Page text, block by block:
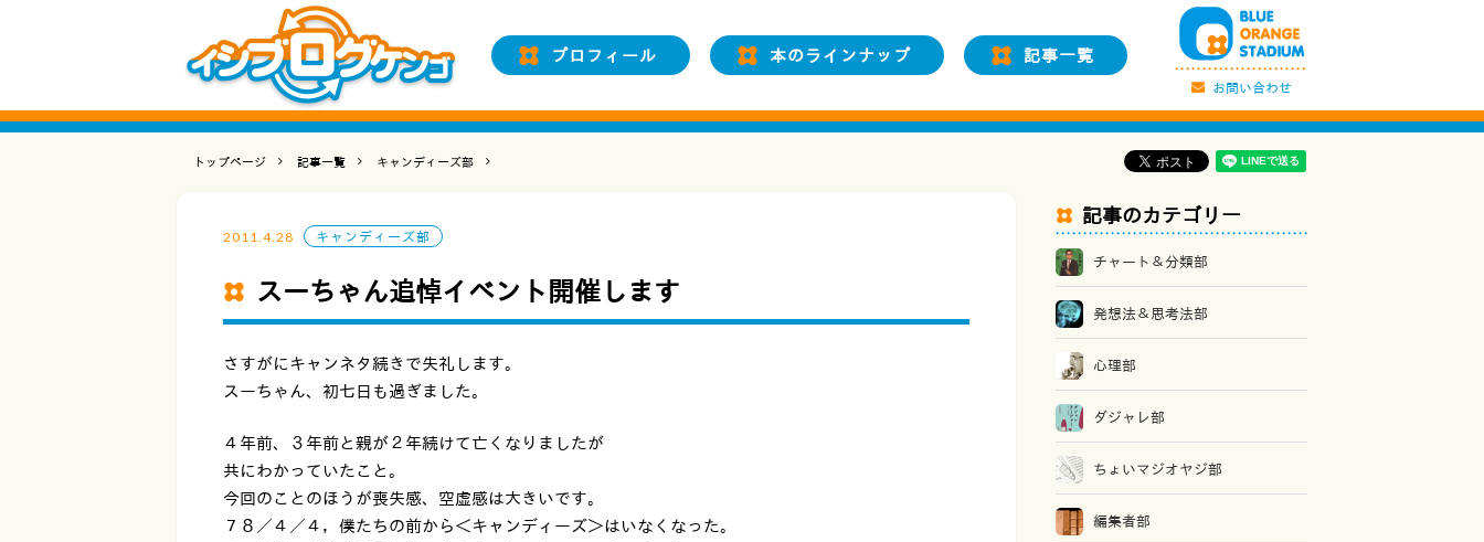
プロフィール 本のラインナップ 記事一覧
お問い合わせ
トップページ 記事一覧 キャンディーズ部
2011.4.28 キャンディーズ部
スーちゃん追悼イベント開催します
さすがにキャンネタ続きで失礼します。
スーちゃん、初七日も過ぎました。
４年前、３年前と親が２年続けて亡くなりましたが
共にわかっていたこと。
今回のことのほうが喪失感、空虚感は大きいです。
７８／４／４，僕たちの前から＜キャンディーズ＞はいなくなった。
記事のカテゴリー
チャート＆分類部
発想法＆思考法部
心理部
ダジャレ部
ちょいマジオヤジ部
編集者部